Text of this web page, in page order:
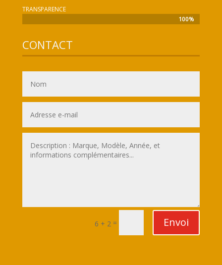
TRANSPARENCE
100%
100%
CONTACT
6 + 2 = Envoi